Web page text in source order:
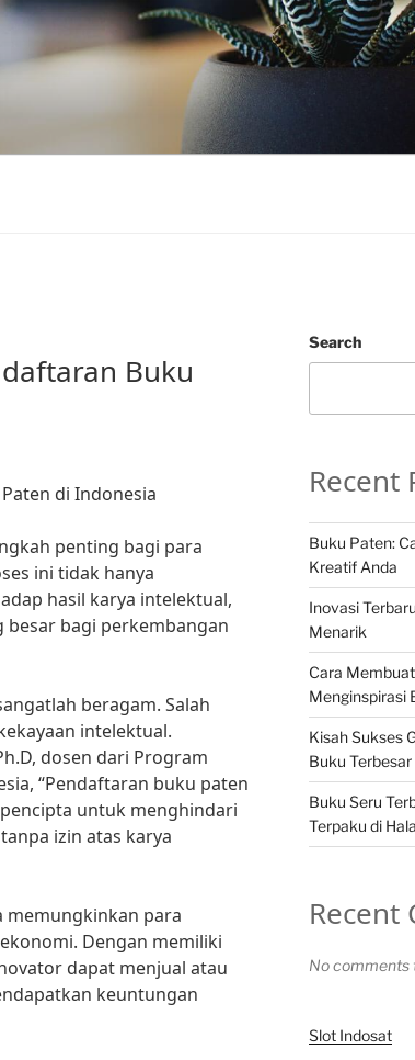
Buku
di Indonesia
penting bagi para
ini tidak hanya
hasil karya intelektual,
bagi perkembangan
beragam. Salah
intelektual.
dosen dari Program
“Pendaftaran buku paten
untuk menghindari
izin atas karya
memungkinkan para
Dengan memiliki
dapat menjual atau
keuntungan
Search
Recent
Buku Paten:
Kreatif Anda
Inovasi
Menarik
Cara
Menginspirasi
Kisah Sukses
Buku
Buku Seru
Terpaku di
Recent
No comments
Slot Indosat